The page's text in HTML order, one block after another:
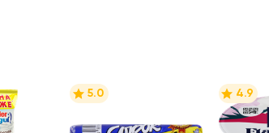
5.0 4.9